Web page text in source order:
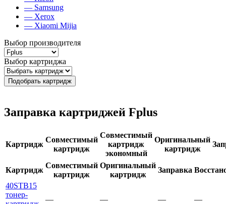
— Samsung
— Xerox
— Xiaomi Mijia
Выбор производителя
Выбор картриджа
Подобрать картридж
Заправка картриджей Fplus
Картридж
Совместимый
картридж
Совместимый
картридж
экономный
Оригинальный
картридж
Картридж
Совместимый
картридж
Оригинальный
картридж
Заправка
40STB15
тонер-
— — —
—